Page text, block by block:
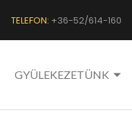
TELEFON: +36-52/614-160
GYÜLEKEZETÜNK